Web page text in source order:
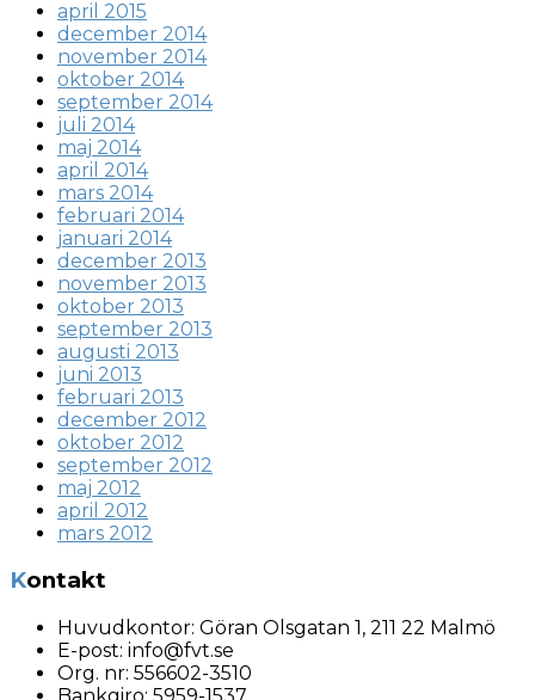
april 2015
december 2014
november 2014
oktober 2014
september 2014
juli 2014
maj 2014
april 2014
mars 2014
februari 2014
januari 2014
december 2013
november 2013
oktober 2013
september 2013
augusti 2013
juni 2013
februari 2013
december 2012
oktober 2012
september 2012
maj 2012
april 2012
mars 2012
Kontakt
Huvudkontor: Göran Olsgatan 1, 211 22 Malmö
E-post: info@fvt.se
Org. nr: 556602-3510